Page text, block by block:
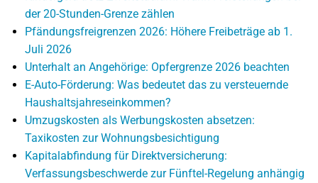
der 20-Stunden-Grenze zählen
Pfändungsfreigrenzen 2026: Höhere Freibeträge ab 1.
Juli 2026
Unterhalt an Angehörige: Opfergrenze 2026 beachten
E-Auto-Förderung: Was bedeutet das zu versteuernde
Haushaltsjahreseinkommen?
Umzugskosten als Werbungskosten absetzen:
Taxikosten zur Wohnungsbesichtigung
Kapitalabfindung für Direktversicherung:
Verfassungsbeschwerde zur Fünftel-Regelung anhängig